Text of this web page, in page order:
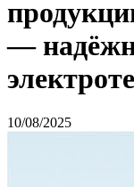
—
10/08/2025